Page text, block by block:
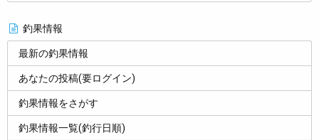
釣果情報
最新の釣果情報
あなたの投稿(要ログイン)
釣果情報をさがす
釣果情報一覧(釣行日順)